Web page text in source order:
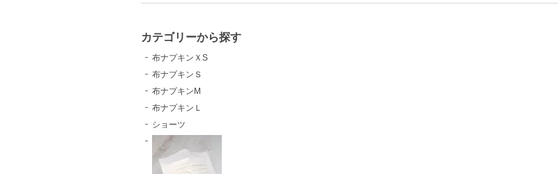
カテゴリーから探す
布ナプキンＸS
布ナプキンＳ
布ナプキンM
布ナプキンＬ
ショーツ